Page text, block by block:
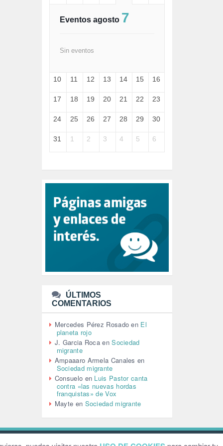
FELICIDAD (1)
FRANCISCO (5)
HUGO ZÁRATE (30)
I A (2)
INDEPENDENCIA (15)
INTELIGENCIA ARTIFICIAL (1)
JANE GOODDALL (1)
JAZZ (1)
JÓVENES (28)
JUSTICIA (13)
LEÓN XIV (5)
LGTBI (1)
MEMORIA HISTÓRICA (232)
MONARQUÍA (26)
NATURALEZA (1)
PALESTINA (8)
PARTICIPACIÓN CIUDADANA (392)
PAZ (2)
PENSIONES (12)
PEPE MUJICA (2)
PESCADORES (1)
POBREZA (2)
POLÍTICA INTERNACIONAL (366)
POLÍTICA VALENCIA (357)
Eventos agosto 7
Sin eventos
10 11 12 13 14 15 16
17 18 19 20 21 22 23
24 25 26 27 28 29 30
31 1 2 3 4 5 6
ÚLTIMOS
COMENTARIOS
Mercedes Pérez Rosado en El
planeta rojo
J. Garcia Roca enSociedad
migrante
Ampaaaro Armela Canales en
Sociedad migrante
Consuelo en Luis Pastor canta
contra «las nuevas hordas
franquistas» de Vox
Mayte en Sociedad migrante